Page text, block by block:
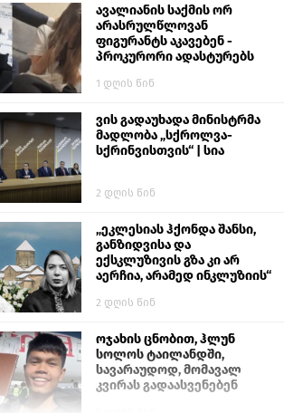
გიგა ავალიანს“
ავალიანის საქმის ორ
არასრულწლოვან
ფიგურანტს აკავებენ -
პროკურორი ადასტურებს
1 დღის წინ
ვის გადაუხადა მინისტრმა
მადლობა „სქროლვა-
სქრინვისთვის“ | სია
2 დღის წინ
„ეკლესიას ჰქონდა შანსი,
განზიდვისა და
ექსკლუზივის გზა კი არ
აერჩია, არამედ ინკლუზიის“
2 დღის წინ
ოჯახის ცნობით, ჰლუნ
სოლოს ტაილანდში,
სავარაუდოდ, მომავალ
კვირას გადაასვენებენ